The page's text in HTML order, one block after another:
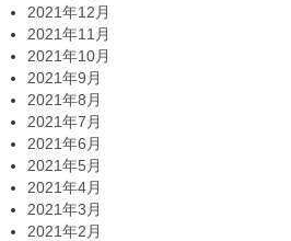
2021年12月
2021年11月
2021年10月
2021年9月
2021年8月
2021年7月
2021年6月
2021年5月
2021年4月
2021年3月
2021年2月